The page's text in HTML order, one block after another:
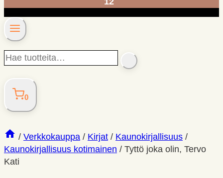
Hae
tuotteita…
SEARCH
0
/ Verkkokauppa / Kirjat / Kaunokirjallisuus /
Kaunokirjallisuus kotimainen / Tyttö joka olin, Tervo
Kati